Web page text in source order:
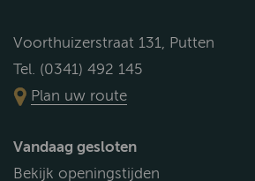
Voorthuizerstraat 131, Putten
Tel. (0341) 492 145
Plan uw route
Vandaag gesloten
Bekijk openingstijden